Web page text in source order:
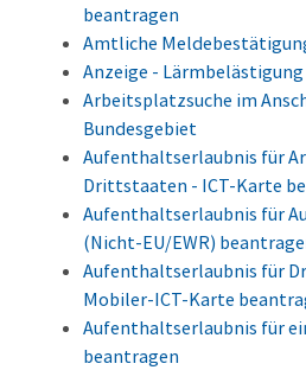
beantragen
Amtliche
Anzeige -
Arbeitsplatzsuche im
Bundesgebiet
Aufenthaltserlaubnis für
Drittstaaten - ICT-Karte
Aufenthaltserlaubnis für
(Nicht-EU/EWR)
Aufenthaltserlaubnis für
Mobiler-ICT-Karte
Aufenthaltserlaubnis für
beantragen